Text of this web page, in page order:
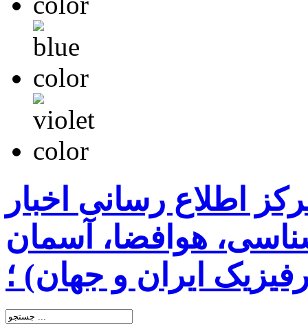
اطلاع رسانی اخبار
هوافضا، آسمان
ایران و جهان) ؛